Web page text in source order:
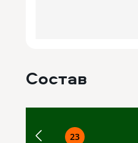
Состав
1
B. Verbruggen
23